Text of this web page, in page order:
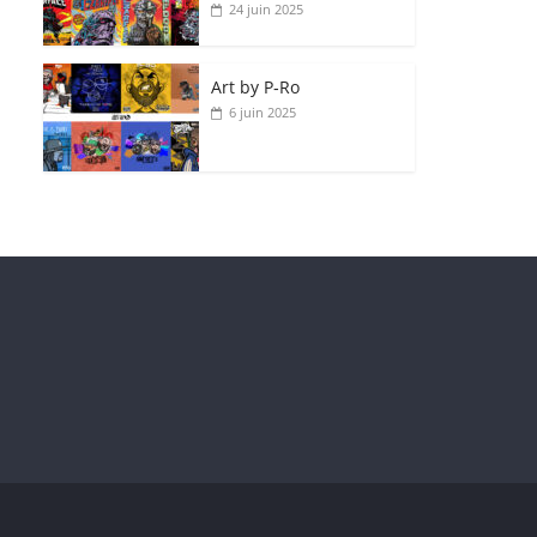
24 juin 2025
Art by P‑Ro
6 juin 2025